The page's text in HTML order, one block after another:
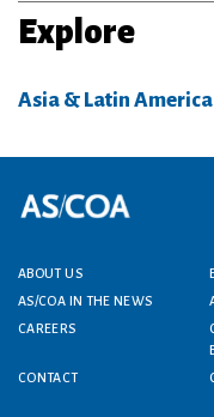
Explore
Asia & Latin America
Footer menu
ABOUT US
AS/COA IN THE NEWS
CAREERS
CONTACT